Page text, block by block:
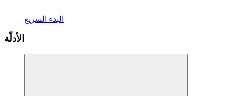
البدء السريع
الأدلّة